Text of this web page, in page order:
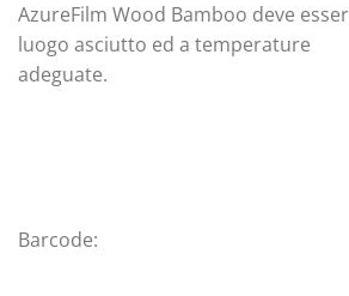
AzureFilm Wood Bamboo deve
luogo asciutto ed a temperature
adeguate.
Barcode: